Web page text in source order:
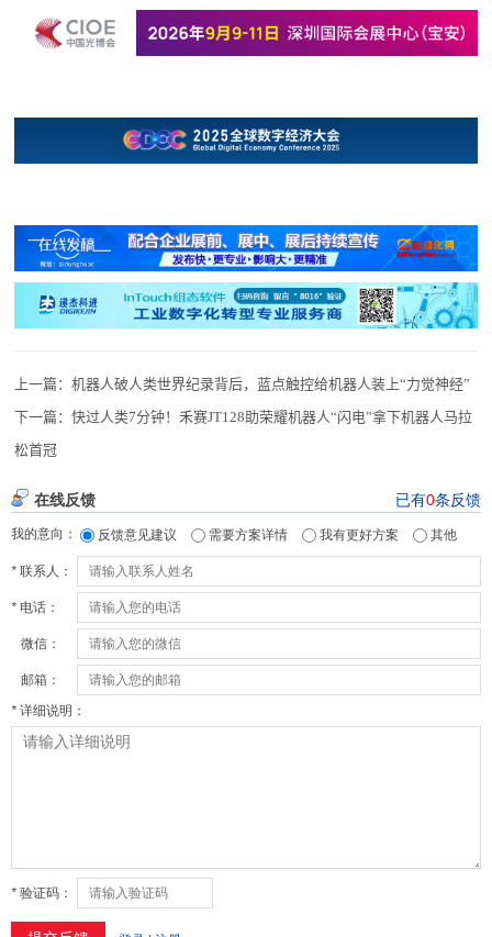
上一篇：机器人破人类世界纪录背后，蓝点触控给机器人装上“力觉神经”
下一篇：快过人类7分钟！禾赛JT128助荣耀机器人“闪电”拿下机器人马拉
松首冠